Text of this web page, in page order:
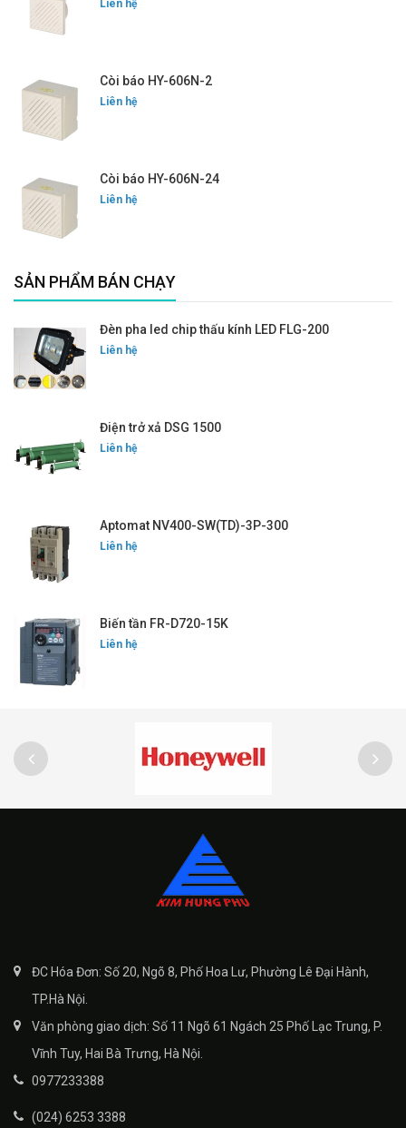
Liên hệ
Còi báo HY-606N-2
Liên hệ
Còi báo HY-606N-24
Liên hệ
SẢN PHẨM BÁN CHẠY
Đèn pha led chip thấu kính LED FLG-200
Liên hệ
Điện trở xả DSG 1500
Liên hệ
Aptomat NV400-SW(TD)-3P-300
Liên hệ
Biến tần FR-D720-15K
Liên hệ
ĐC Hóa Đơn: Số 20, Ngõ 8, Phố Hoa Lư, Phường Lê Đại Hành,
TP.Hà Nội.
Văn phòng giao dịch: Số 11 Ngõ 61 Ngách 25 Phố Lạc Trung, P.
Vĩnh Tuy, Hai Bà Trưng, Hà Nội.
0977233388
(024) 6253 3388